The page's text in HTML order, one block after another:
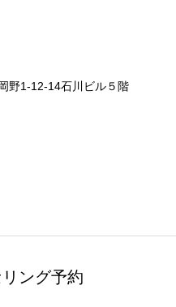
野1-12-14石川ビル５階
ング予約